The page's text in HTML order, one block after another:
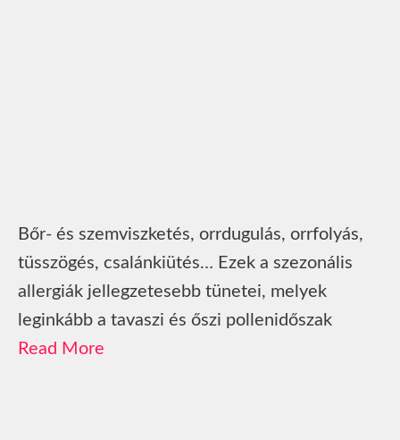
Bőr- és szemviszketés, orrdugulás, orrfolyás,
tüsszögés, csalánkiütés… Ezek a szezonális
allergiák jellegzetesebb tünetei, melyek
leginkább a tavaszi és őszi pollenidőszak
Read More